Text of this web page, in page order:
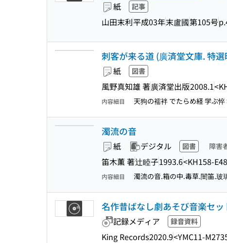
紙 記事
山田末利平成03年末盧國第105号
刺客が来る道 (廣済堂文庫. 特
紙 図書
風野真知雄 著廣済堂出版2008.1
内容細目 天狗の襦袢 でたらめ経 学ぶ
濁流の音
紙 デジタル 図書 障害
笛木薫 著辻睦子1993.6<KH158-
内容細目 濁流の音.箱の中.毒草.闇笛.玻
名作昔ばなし劇あそび音楽セ
記録メディア 録音資料
King Records2020.9<YMC11-